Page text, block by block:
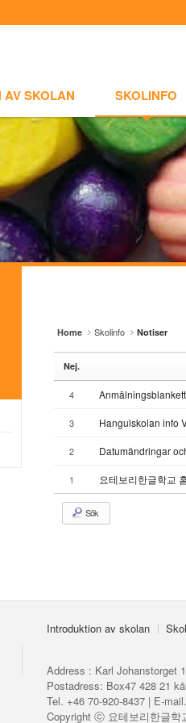
AV SKOLAN SKOLINFO
Home Skolinfo Notiser
Nej.
4
3 Hangulskolan info
2 Datumändringar
1 요테보리한글학교
Sök
Introduktion av skolan
Address : Karl Johanstorget
Postadress: Box47 428 21
Tel. +46 70-920-8437 | E-
Copyright ⓒ 요테보리한글학